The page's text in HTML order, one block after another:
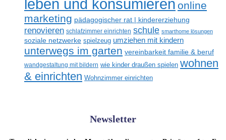
leben und konsumieren online
marketing pädagogischer rat | kindererziehung
renovieren schlafzimmer einrichten schule smarthome lösungen
soziale netzwerke spielzeug umziehen mit kindern
unterwegs im garten vereinbarkeit familie & beruf
wandgestaltung mit bildern wie kinder draußen spielen wohnen
& einrichten Wohnzimmer einrichten
Newsletter